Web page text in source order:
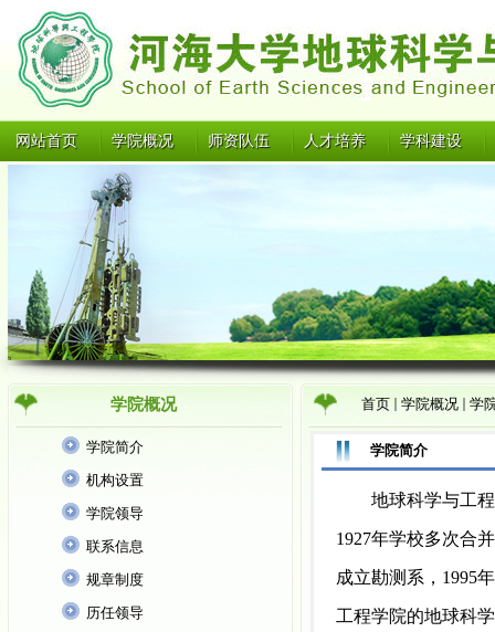
网站首页 学院概况 师资队伍 人才培养 学科建设
学院概况 首页 学院概况 学
学院简介
机构设置
学院领导
联系信息
规章制度
历任领导
学院简介
地球科学与工
1927年学校多次合
成立勘测系，1995
工程学院的地球科